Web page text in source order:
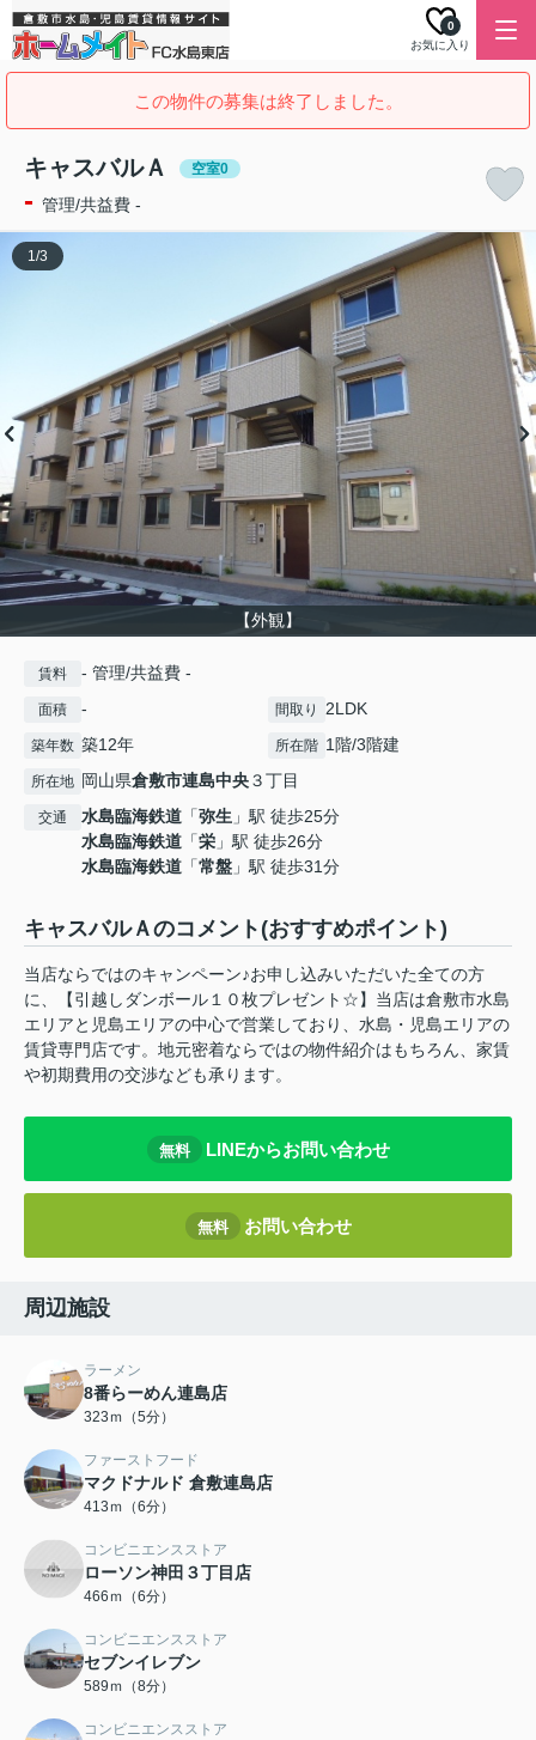
お気に入り
0
この物件の募集は終了しました。
キャスバルＡ 空室0
- 管理/共益費 -
【外観】
1/3
賃料 - 管理/共益費 -
面積 - 間取り 2LDK
築年数 築12年 所在階 1階/3階建
所在地 岡山県倉敷市連島中央３丁目
交通 水島臨海鉄道 「弥生 」駅 徒歩25分
水島臨海鉄道 「栄 」駅 徒歩26分
水島臨海鉄道 「常盤 」駅 徒歩31分
キャスバルＡのコメント(おすすめポイント)
当店ならではのキャンペーン♪お申し込みいただいた全ての方
に、【引越しダンボール１０枚プレゼント☆】当店は倉敷市水島
エリアと児島エリアの中心で営業しており、水島・児島エリアの
賃貸専門店です。地元密着ならではの物件紹介はもちろん、家賃
や初期費用の交渉なども承ります。
無料 LINEからお問い合わせ
無料 お問い合わせ
周辺施設
ラーメン
8番らーめん連島店
323ｍ（5分）
ファーストフード
マクドナルド 倉敷連島店
413ｍ（6分）
コンビニエンスストア
ローソン神田３丁目店
466ｍ（6分）
コンビニエンスストア
セブンイレブン
589ｍ（8分）
コンビニエンスストア